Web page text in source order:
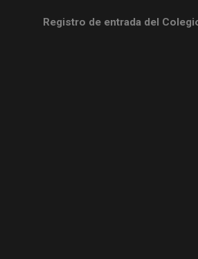
Registro de entrada del